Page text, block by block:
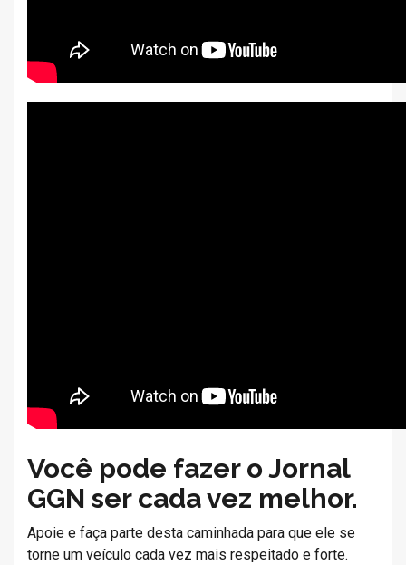
Você pode fazer o Jornal
GGN ser cada vez melhor.
Apoie e faça parte desta caminhada para que ele se
torne um veículo cada vez mais respeitado e forte.